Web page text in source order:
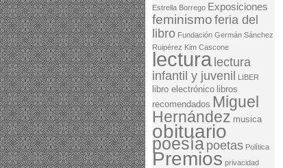
Estrella Borrego Exposiciones
feminismo feria del
libro Fundación Germán Sánchez
Ruipérez Kim Cascone
lectura lectura
infantil y juvenil
LIBER
libro electrónico libros
recomendados Miguel
Hernández musica
obituario
poesía poetas Política
Premios privacidad